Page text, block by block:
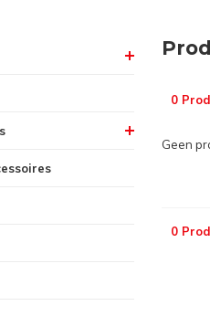
0
Geen
0